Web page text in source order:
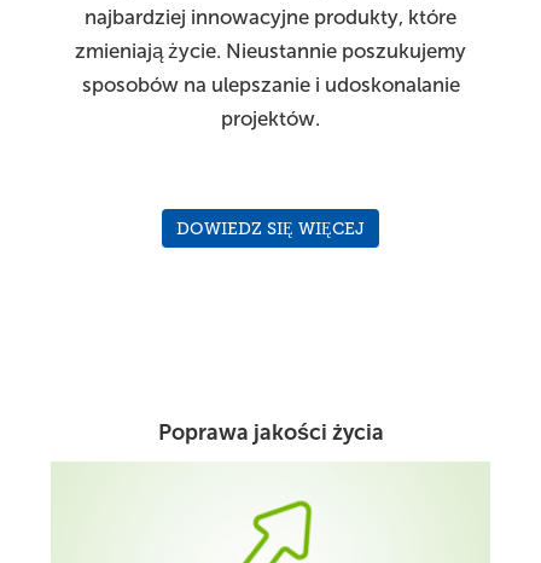
najbardziej innowacyjne produkty, które
zmieniają życie. Nieustannie poszukujemy
sposobów na ulepszanie i udoskonalanie
projektów.
DOWIEDZ SIĘ WIĘCEJ
Poprawa jakości życia